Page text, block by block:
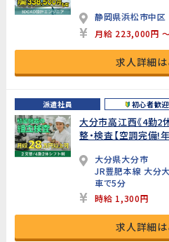
静岡県浜松市中区
月給 223,000円
求人詳細は
派遣社員 初心者歓迎
大分市高江西《4勤2
整・検査【空調完備!
大分県大分市
JR豊肥本線 大分
車で5分
時給 1,300円
求人詳細は